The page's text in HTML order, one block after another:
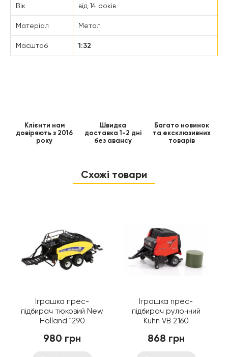
Вік від 14 років
Матеріал Метал
Масштаб 1:32
Клієнти нам
довіряють з 2016
року
Швидка
доставка 1-2 дні
без авансу
Багато новинок
та ексклюзивних
товарів
Схожі товари
Іграшка прес-
підбирач тюковий New
Holland 1290
980 грн
Іграшка прес-
підбирач рулонний
Kuhn VB 2160
868 грн